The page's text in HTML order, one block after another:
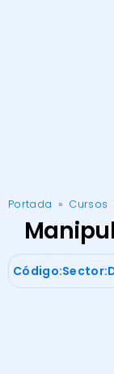
Portada » Cursos
Código:Sector: